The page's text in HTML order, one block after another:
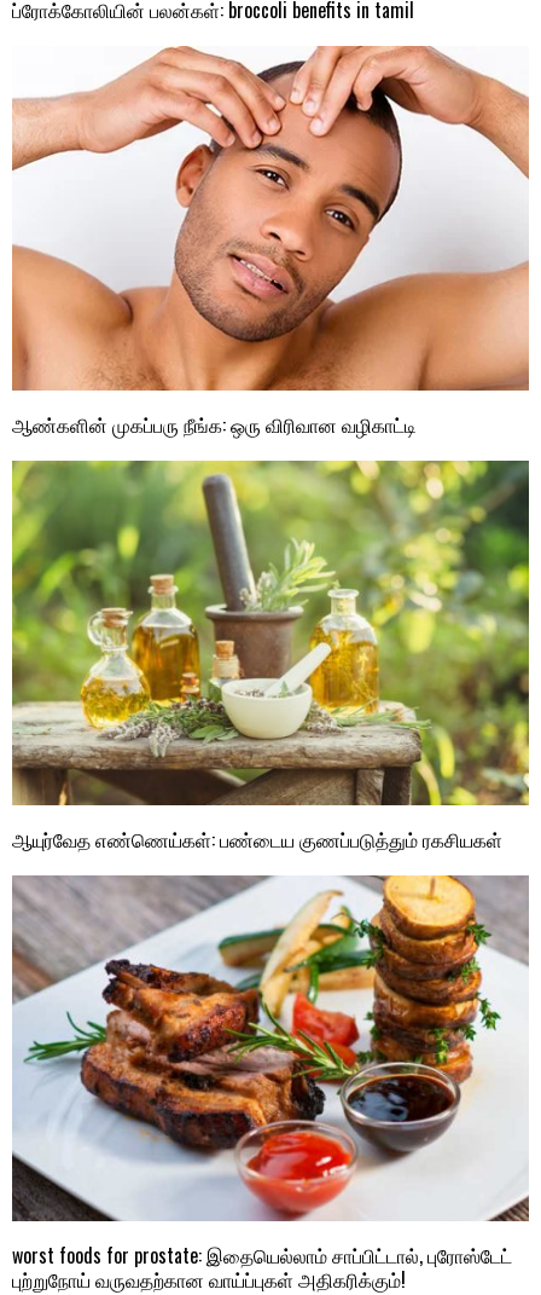
ப்ரோக்கோலியின் பலன்கள்: broccoli benefits in tamil
ஆண்களின் முகப்பரு நீங்க: ஒரு விரிவான வழிகாட்டி
ஆயுர்வேத எண்ணெய்கள்: பண்டைய குணப்படுத்தும் ரகசியகள்
worst foods for prostate: இதையெல்லாம் சாப்பிட்டால், புரோஸ்டேட்
புற்றுநோய் வருவதற்கான வாய்ப்புகள் அதிகரிக்கும்!